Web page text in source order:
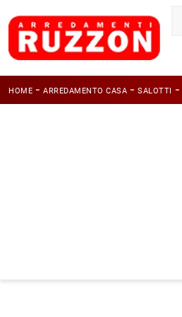
HOME - ARREDAMENTO CASA - SALOTTI -